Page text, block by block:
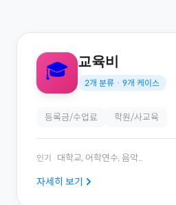
🎓 교육비
2개 분류 · 9개 케이스
등록금/수업료 학원/사교육
인기 대학교, 어학연수, 음악...
자세히 보기